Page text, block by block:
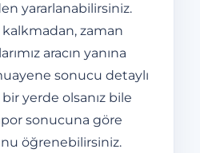
yararlanabilirsiniz.
zaman
aracın yanına
sonucu detaylı
yerde olsanız bile
sonucuna göre
öğrenebilirsiniz.